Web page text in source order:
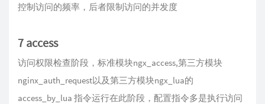
控制访问的频率，后者限制访问的并发度
7 access
访问权限检查阶段，标准模块ngx_access,第三方模块
nginx_auth_request以及第三方模块ngx_lua的
access_by_lua 指令运行在此阶段，配置指令多是执行访问